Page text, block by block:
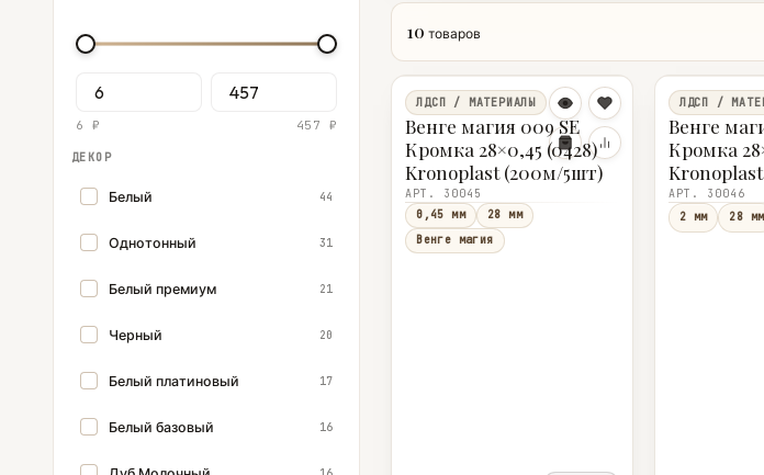
6 ₽ 457 ₽
ДЕКОР
Белый 44
Однотонный 31
Белый премиум 21
Черный 20
Белый платиновый 17
Белый базовый 16
10 товаров
ЛДСП / МАТЕРИАЛЫ
Венге магия 009 SE
Кромка 28×0,45 (0428)
Kronoplast (200м/5шт)
АРТ. 30045
0,45 мм
28 мм
Венге магия
ЛДСП /
Венге
Кромка
АРТ. 30046
2 мм
28 мм